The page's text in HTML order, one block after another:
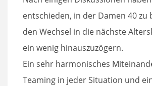
entschieden, in der Damen 40 zu
den Wechsel in die nächste
ein wenig hinauszuzögern.
Ein sehr harmonisches
Teaming in jeder Situation und